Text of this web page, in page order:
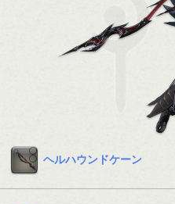
ヘルハウンドケーン